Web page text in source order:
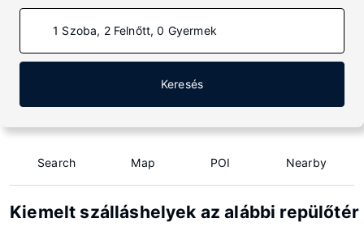
1 Szoba, 2 Felnőtt, 0 Gyermek
Keresés
Search Map POI Nearby
Kiemelt szálláshelyek az alábbi